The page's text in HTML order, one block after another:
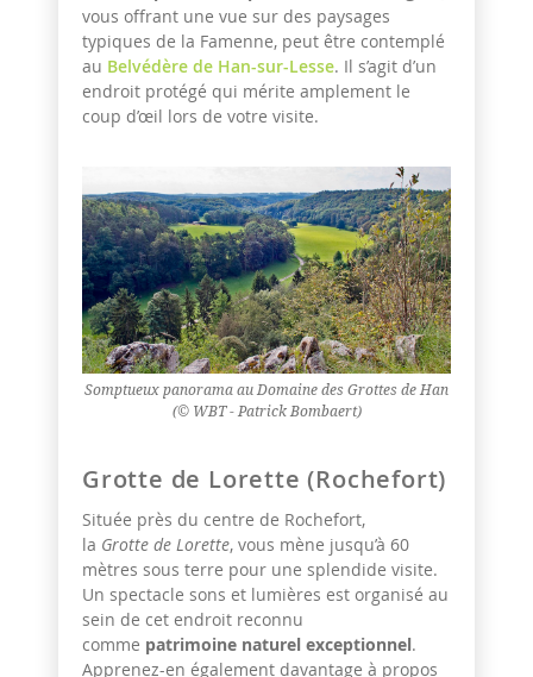
vous offrant une vue sur des paysages
typiques de la Famenne, peut être contemplé
au Belvédère de Han-sur-Lesse. Il s’agit d’un
endroit protégé qui mérite amplement le
coup d’œil lors de votre visite.
Somptueux panorama au Domaine des Grottes de Han
(© WBT - Patrick Bombaert)
Grotte de Lorette (Rochefort)
Située près du centre de Rochefort,
la Grotte de Lorette, vous mène jusqu’à 60
mètres sous terre pour une splendide visite.
Un spectacle sons et lumières est organisé au
sein de cet endroit reconnu
comme patrimoine naturel exceptionnel.
Apprenez-en également davantage à propos